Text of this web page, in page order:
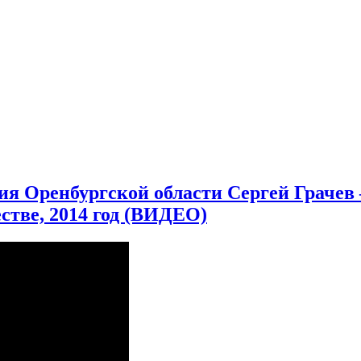
Оренбургской области Сергей
2014 год (ВИДЕО)